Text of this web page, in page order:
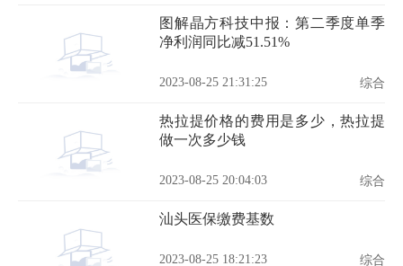
图解晶方科技中报：第二季度单季
净利润同比减51.51%
2023-08-25 21:31:25 综合
热拉提价格的费用是多少，热拉提
做一次多少钱
2023-08-25 20:04:03 综合
汕头医保缴费基数
2023-08-25 18:21:23 综合